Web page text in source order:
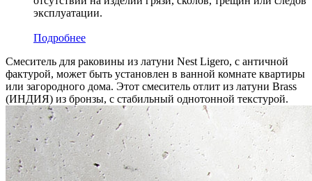
эксплуатации.
Подробнее
Смеситель для раковины из латуни Nest Ligero, с античной
фактурой, может быть установлен в ванной комнате квартиры
или загородного дома. Этот смеситель отлит из латуни Brass
(ИНДИЯ) из бронзы, c стабильный однотонной текстурой.